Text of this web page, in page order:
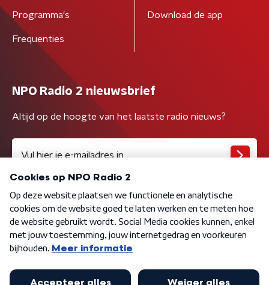
Programma's
Frequenties
Download de app
NPO Radio 2 nieuwsbrief
Altijd op de hoogte van het laatste radio nieuws?
Algemene voorwaarden